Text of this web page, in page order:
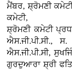
ਮੈਂਬਰ, ਸ਼੍ਰੋਮਣੀ
ਕਮੇਟੀ,
ਸ਼੍ਰੋਮਣੀ ਕਮੇਟੀ
ਐਸ.ਜੀ.ਪੀ.ਸੀ.,
ਐਸ.ਜੀ.ਪੀ.ਸੀ,
ਗੁਰਦੁਆਰਾ ਸ਼੍ਰੀ